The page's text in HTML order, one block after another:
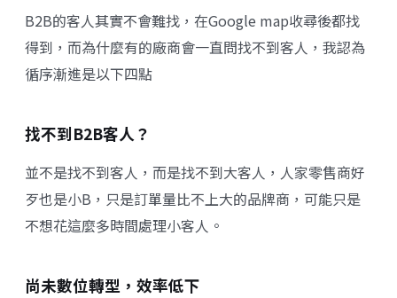
B2B的客人其實不會難找，在Google map收尋後都找
得到，而為什麼有的廠商會一直問找不到客人，我認為
循序漸進是以下四點
找不到B2B客人？
並不是找不到客人，而是找不到大客人，人家零售商好
歹也是小B，只是訂單量比不上大的品牌商，可能只是
不想花這麼多時間處理小客人。
尚未數位轉型，效率低下